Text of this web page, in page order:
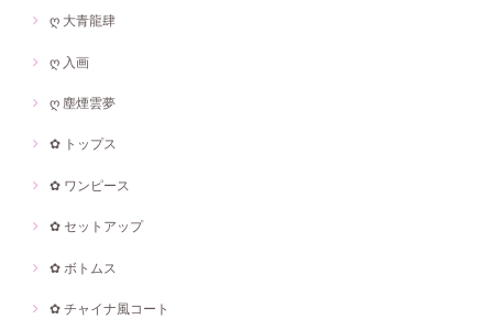
ღ 大青龍肆
ღ 入画
ღ 塵煙雲夢
✿ トップス
✿ ワンピース
✿ セットアップ
✿ ボトムス
✿ チャイナ風コート